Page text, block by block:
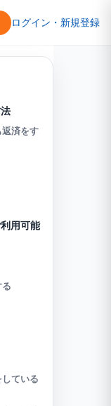
ログイン・新規登録
済をす
用可能
ている